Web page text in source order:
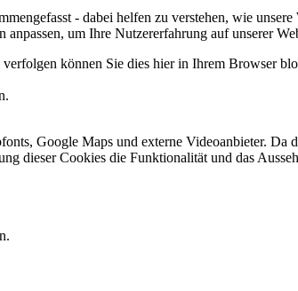
- dabei helfen zu verstehen, wie
um Ihre Nutzererfahrung auf unserer
können Sie dies hier in Ihrem Browser
Google Maps und externe Videoanbieter.
dieser Cookies die Funktionalität und das